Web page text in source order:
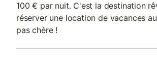
100 € par nuit. C'est la destination
réserver une location de vacances
pas chère !